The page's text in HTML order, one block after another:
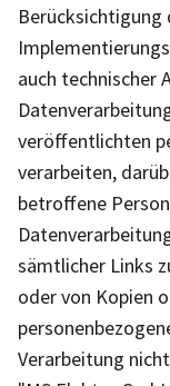
Berücksichtigung
auch technischer
veröffentlichten
verarbeiten,
betroffene
sämtlicher Links
oder von Kopien
Verarbeitung